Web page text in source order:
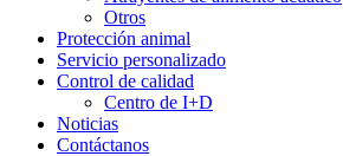
Otros
Protección animal
Servicio personalizado
Control de calidad
Centro de I+D
Noticias
Contáctanos